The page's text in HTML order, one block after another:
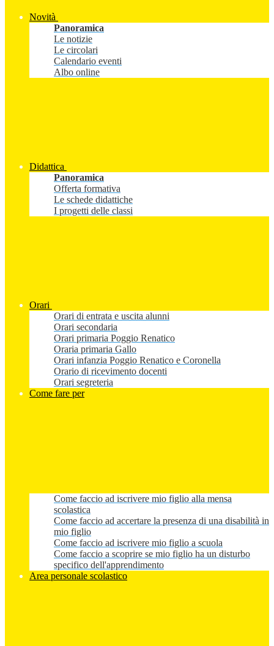
Novità
Panoramica
Le notizie
Le circolari
Calendario eventi
Albo online
Didattica
Panoramica
Offerta formativa
Le schede didattiche
I progetti delle classi
Orari
Orari di entrata e uscita alunni
Orari secondaria
Orari primaria Poggio Renatico
Oraria primaria Gallo
Orari infanzia Poggio Renatico e Coronella
Orario di ricevimento docenti
Orari segreteria
Come fare per
Come faccio ad iscrivere mio figlio alla mensa
scolastica
Come faccio ad accertare la presenza di una disabilità in
mio figlio
Come faccio ad iscrivere mio figlio a scuola
Come faccio a scoprire se mio figlio ha un disturbo
specifico dell'apprendimento
Area personale scolastico